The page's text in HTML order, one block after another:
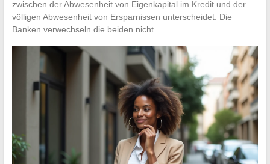
zwischen der Abwesenheit von Eigenkapital im Kredit und der
völligen Abwesenheit von Ersparnissen unterscheidet. Die
Banken verwechseln die beiden nicht.